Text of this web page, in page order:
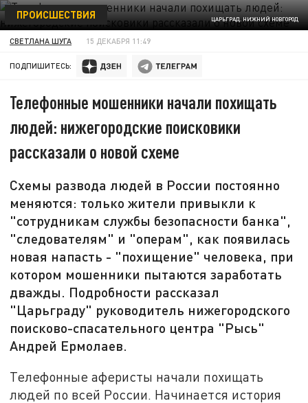
ЦАРЬГРАД. НИЖНИЙ НОВГОРОД
ПРОИСШЕСТВИЯ
СВЕТЛАНА ШУГА 15 ДЕКАБРЯ 11:49
ПОДПИШИТЕСЬ:
Телефонные мошенники начали похищать
людей: нижегородские поисковики
рассказали о новой схеме
Схемы развода людей в России постоянно
меняются: только жители привыкли к
"сотрудникам службы безопасности банка",
"следователям" и "операм", как появилась
новая напасть - "похищение" человека, при
котором мошенники пытаются заработать
дважды. Подробности рассказал
"Царьграду" руководитель нижегородского
поисково-спасательного центра "Рысь"
Андрей Ермолаев.
Телефонные аферисты начали похищать
людей по всей России. Начинается история